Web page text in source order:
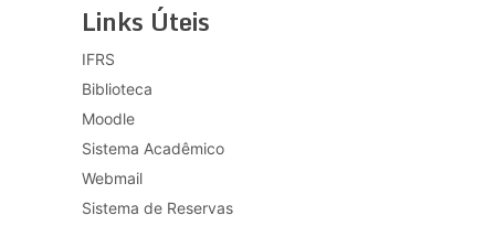
Links Úteis
IFRS
Biblioteca
Moodle
Sistema Acadêmico
Webmail
Sistema de Reservas